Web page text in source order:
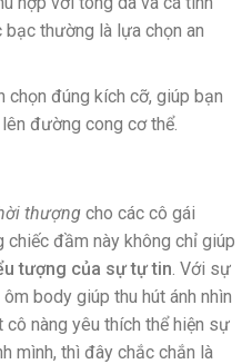
thường là lựa chọn an
chọn đúng kích cỡ, giúp bạn
đường cong cơ thể.
thượng cho các cô gái
chiếc đầm này không chỉ giúp
tượng của sự tự tin . Với sự
body giúp thu hút ánh nhìn
nàng yêu thích thể hiện sự
mình, thì đây chắc chắn là